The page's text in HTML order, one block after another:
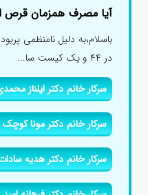
آیا مصرف همزمان قرص
در ۴۴ و یک کیست سا...
سرکار خانم دکتر ایلناز
سرکار خانم دکتر مونا کوچک
سرکار خانم دکتر هدیه